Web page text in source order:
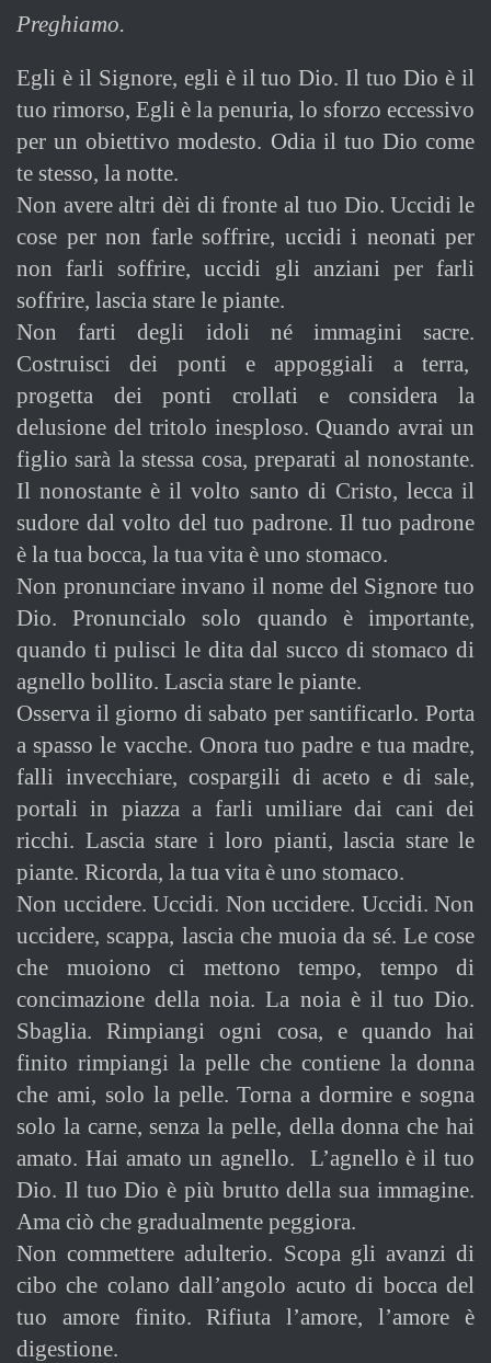
Preghiamo.
Egli è il Signore, egli è il tuo Dio. Il tuo Dio è il
tuo rimorso, Egli è la penuria, lo sforzo eccessivo
per un obiettivo modesto. Odia il tuo Dio come
te stesso, la notte.
Non avere altri dèi di fronte al tuo Dio. Uccidi le
cose per non farle soffrire, uccidi i neonati per
non farli soffrire, uccidi gli anziani per farli
soffrire, lascia stare le piante.
Non farti degli idoli né immagini sacre.
Costruisci dei ponti e appoggiali a terra,
progetta dei ponti crollati e considera la
delusione del tritolo inesploso. Quando avrai un
figlio sarà la stessa cosa, preparati al nonostante.
Il nonostante è il volto santo di Cristo, lecca il
sudore dal volto del tuo padrone. Il tuo padrone
è la tua bocca, la tua vita è uno stomaco.
Non pronunciare invano il nome del Signore tuo
Dio. Pronuncialo solo quando è importante,
quando ti pulisci le dita dal succo di stomaco di
agnello bollito. Lascia stare le piante.
Osserva il giorno di sabato per santificarlo. Porta
a spasso le vacche. Onora tuo padre e tua madre,
falli invecchiare, cospargili di aceto e di sale,
portali in piazza a farli umiliare dai cani dei
ricchi. Lascia stare i loro pianti, lascia stare le
piante. Ricorda, la tua vita è uno stomaco.
Non uccidere. Uccidi. Non uccidere. Uccidi. Non
uccidere, scappa, lascia che muoia da sé. Le cose
che muoiono ci mettono tempo, tempo di
concimazione della noia. La noia è il tuo Dio.
Sbaglia. Rimpiangi ogni cosa, e quando hai
finito rimpiangi la pelle che contiene la donna
che ami, solo la pelle. Torna a dormire e sogna
solo la carne, senza la pelle, della donna che hai
amato. Hai amato un agnello. L’agnello è il tuo
Dio. Il tuo Dio è più brutto della sua immagine.
Ama ciò che gradualmente peggiora.
Non commettere adulterio. Scopa gli avanzi di
cibo che colano dall’angolo acuto di bocca del
tuo amore finito. Rifiuta l’amore, l’amore è
digestione.